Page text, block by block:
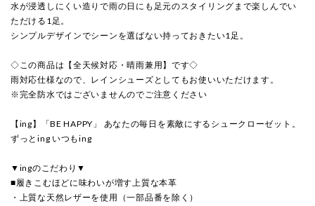
水が浸透しにくい造りで雨の日にも足元のスタイリングまで楽しんでい
ただける1足。
シンプルデザインでシーンを選ばない持っておきたい1足。
◇この商品は【全天候対応・晴雨兼用】です◇
雨対応仕様なので、レインシューズとしてもお使いいただけます。
※完全防水ではございませんのでご注意ください
【ing】「BE HAPPY」 あなたの毎日を素敵にするシュークローゼット。
ずっとing いつもing
▼ingのこだわり▼
■履きこむほどに味わいが増す上質な本革
・上質な天然レザーを使用（一部品番を除く）